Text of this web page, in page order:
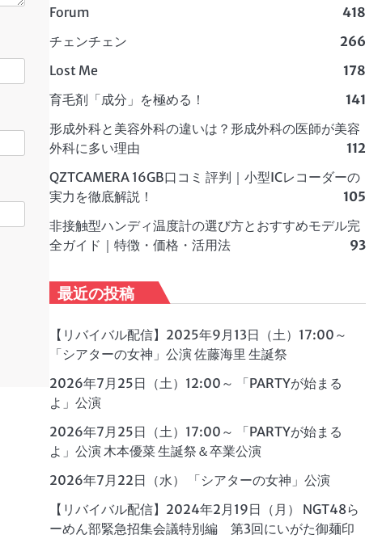
Forum
418
チェンチェン
266
Lost Me
178
育毛剤「成分」を極める！
141
形成外科と美容外科の違いは？形成外科の医師が美容
外科に多い理由
112
QZTCAMERA 16GB口コミ 評判｜小型ICレコーダーの
実力を徹底解説！
105
非接触型ハンディ温度計の選び方とおすすめモデル完
全ガイド｜特徴・価格・活用法
93
最近の投稿
【リバイバル配信】2025年9月13日（土）17:00～
「シアターの女神」公演 佐藤海里 生誕祭
2026年7月25日（土）12:00～ 「PARTYが始まる
よ」公演
2026年7月25日（土）17:00～ 「PARTYが始まる
よ」公演 木本優菜 生誕祭＆卒業公演
2026年7月22日（水） 「シアターの女神」公演
【リバイバル配信】2024年2月19日（月） NGT48ら
ーめん部緊急招集会議特別編 第3回にいがた御麺印